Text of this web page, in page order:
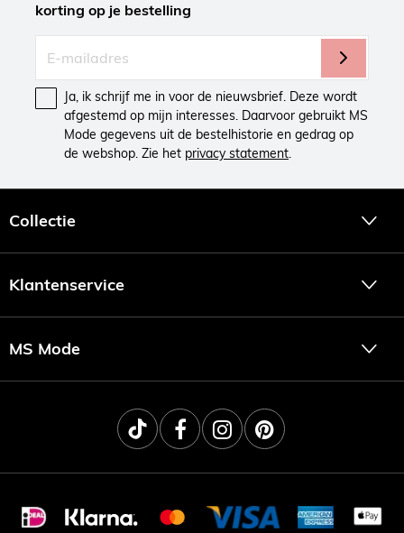
korting op je bestelling
Ja, ik schrijf me in voor de nieuwsbrief. Deze wordt
afgestemd op mijn interesses. Daarvoor gebruikt MS
Mode gegevens uit de bestelhistorie en gedrag op
de webshop. Zie het privacy statement.
Collectie
Klantenservice
MS Mode